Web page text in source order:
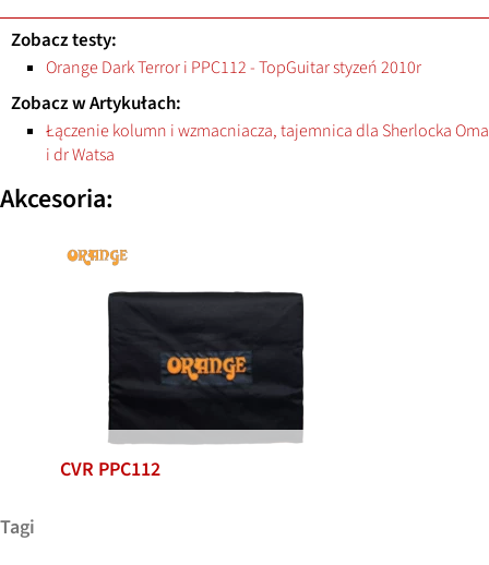
Zobacz testy:
Orange Dark Terror i PPC112 - TopGuitar styzeń 2010r
Zobacz w Artykułach:
Łączenie kolumn i wzmacniacza, tajemnica dla Sherlocka Oma
i dr Watsa
Akcesoria:
CVR PPC112
Tagi